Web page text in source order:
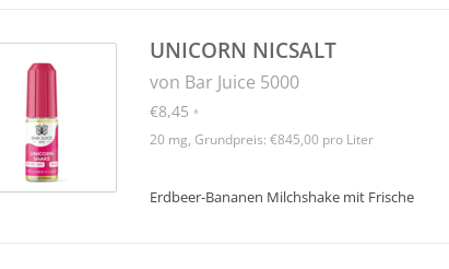
UNICORN NICSALT
von Bar Juice 5000
€8,45 *
20 mg, Grundpreis: €845,00 pro Liter
Erdbeer-Bananen Milchshake mit Frische